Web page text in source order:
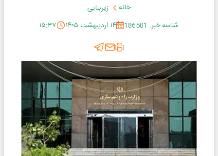
خانه
زیربنایی
شناسه خبر: 186501
۱۴ اردیبهشت ۱۴۰۵ ۱۵:۳۷